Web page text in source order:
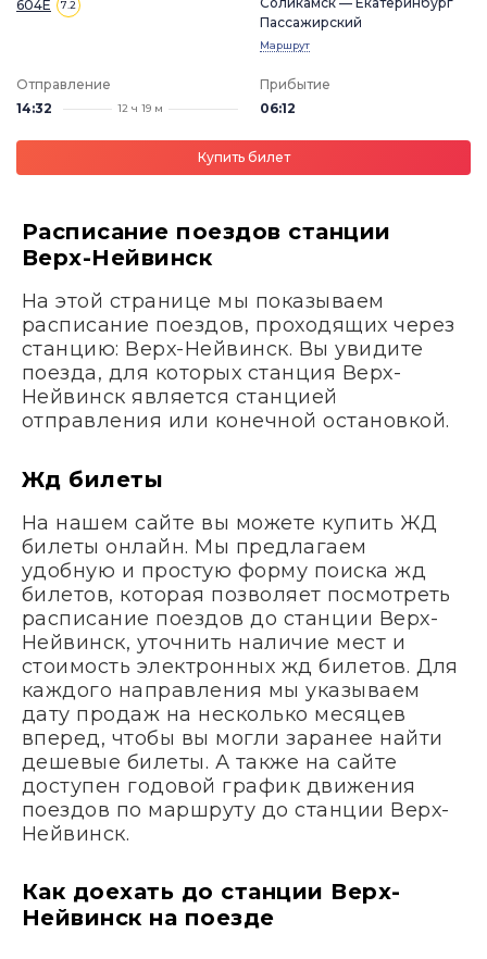
604Е 7.2
Пассажирский
Маршрут
Отправление
14:32
12 ч 19 м
Прибытие
06:12
Купить билет
Расписание поездов станции
Верх-Нейвинск
На этой странице мы показываем
расписание поездов, проходящих через
станцию: Верх-Нейвинск. Вы увидите
поезда, для которых станция Верх-
Нейвинск является станцией
отправления или конечной остановкой.
Жд билеты
На нашем сайте вы можете купить ЖД
билеты онлайн. Мы предлагаем
удобную и простую форму поиска жд
билетов, которая позволяет посмотреть
расписание поездов до станции Верх-
Нейвинск, уточнить наличие мест и
стоимость электронных жд билетов. Для
каждого направления мы указываем
дату продаж на несколько месяцев
вперед, чтобы вы могли заранее найти
дешевые билеты. А также на сайте
доступен годовой график движения
поездов по маршруту до станции Верх-
Нейвинск.
Как доехать до станции Верх-
Нейвинск на поезде